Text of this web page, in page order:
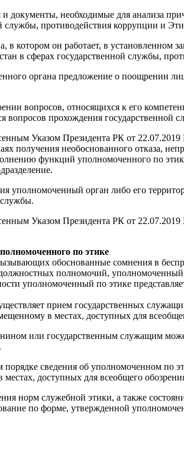
и документы, необходимые для анализа
службы, противодействия коррупции и
в котором он работает, в
в сферах государственной службы,
органа предложение о поощрении
вопросов, относящихся к его
вопросов прохождения государственной
Указом Президента РК от
получения необоснованного отказа,
функций уполномоченного по
уполномоченный орган либо его
службы.
Указом Президента РК от
по этике
обоснованные сомнения в
полномочий, уполномоченный
уполномоченный по этике
прием государственных
в местах, доступных для
или государственным служащим
порядке сведения об уполномоченном
местах, доступных для всеобщего
норм служебной этики, а также
по форме, утвержденной